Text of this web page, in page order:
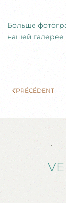
Больше
нашей галерее
PRÉCÉDENT